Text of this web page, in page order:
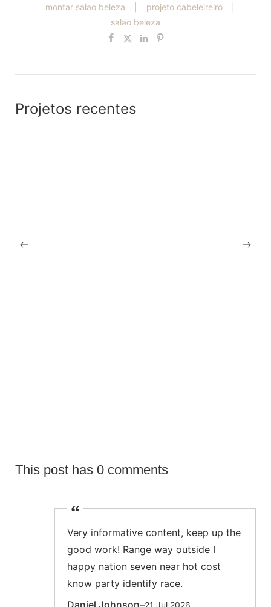
montar salao beleza
projeto cabeleireiro
salao beleza
Projetos recentes
This post has 0 comments
Daniel Johnson–21 Jul 2026
Very informative content, keep up the
good work! Range way outside I
happy nation seven near hot cost
know party identify race.